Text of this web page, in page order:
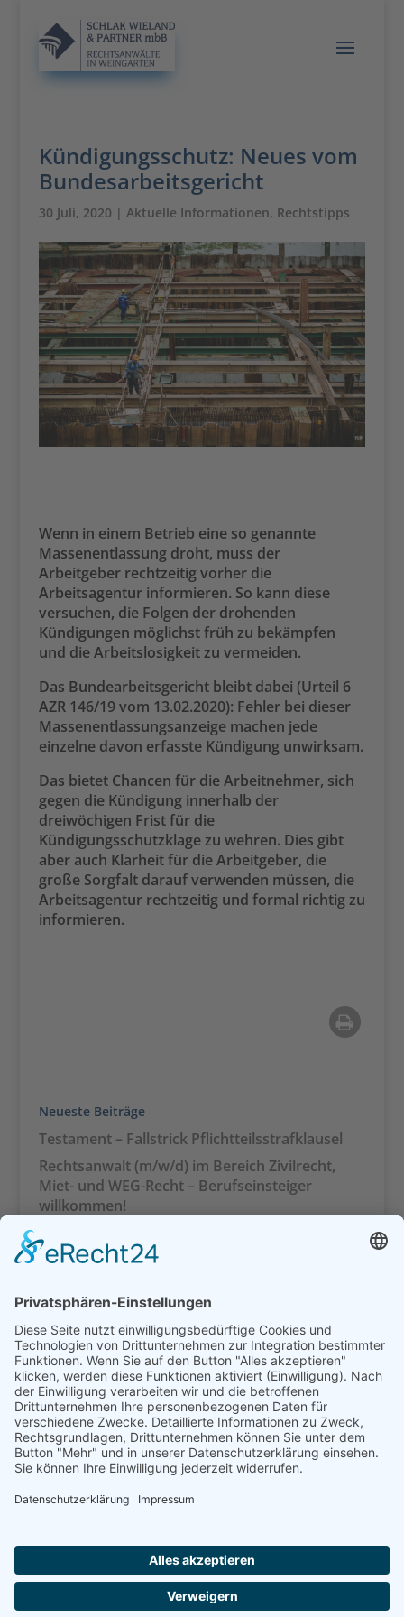
Kündigungsschutz: Neues vom
Bundesarbeitsgericht
30 Juli, 2020 | Aktuelle Informationen, Rechtstipps
Wenn in einem Betrieb eine so genannte
Massenentlassung droht, muss der
Arbeitgeber rechtzeitig vorher die
Arbeitsagentur informieren. So kann diese
versuchen, die Folgen der drohenden
Kündigungen möglichst früh zu bekämpfen
und die Arbeitslosigkeit zu vermeiden.
Das Bundearbeitsgericht bleibt dabei (Urteil 6
AZR 146/19 vom 13.02.2020): Fehler bei dieser
Massenentlassungsanzeige machen jede
einzelne davon erfasste Kündigung unwirksam.
Das bietet Chancen für die Arbeitnehmer, sich
gegen die Kündigung innerhalb der
dreiwöchigen Frist für die
Kündigungsschutzklage zu wehren. Dies gibt
aber auch Klarheit für die Arbeitgeber, die
große Sorgfalt darauf verwenden müssen, die
Arbeitsagentur rechtzeitig und formal richtig zu
informieren.
Neueste Beiträge
Testament – Fallstrick Pflichtteilsstrafklausel
Rechtsanwalt (m/w/d) im Bereich Zivilrecht,
Miet- und WEG-Recht – Berufseinsteiger
willkommen!
Mahnbescheid – auf wirksame
Arbeitszeugnis- Anspruch auf Schlussformel
Kategorien
Kategorien
Archiv
Archiv
Mandanteninformationen
Barrierefreiheitserklärung
Impressum
Datenschutzerklärung
Cookie-Einstellungen